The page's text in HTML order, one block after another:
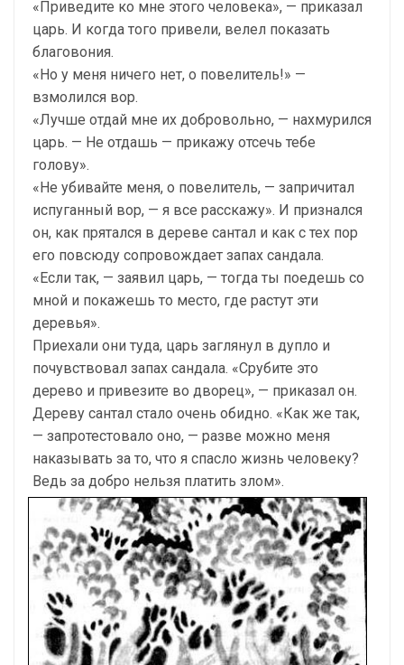
«Приведите ко мне этого человека», — приказал
царь. И когда того привели, велел показать
благовония.
«Но у меня ничего нет, о повелитель!» —
взмолился вор.
«Лучше отдай мне их добровольно, — нахмурился
царь. — Не отдашь — прикажу отсечь тебе
голову».
«Не убивайте меня, о повелитель, — запричитал
испуганный вор, — я все расскажу». И признался
он, как прятался в дереве сантал и как с тех пор
его повсюду сопровождает запах сандала.
«Если так, — заявил царь, — тогда ты поедешь со
мной и покажешь то место, где растут эти
деревья».
Приехали они туда, царь заглянул в дупло и
почувствовал запах сандала. «Срубите это
дерево и привезите во дворец», — приказал он.
Дереву сантал стало очень обидно. «Как же так,
— запротестовало оно, — разве можно меня
наказывать за то, что я спасло жизнь человеку?
Ведь за добро нельзя платить злом».